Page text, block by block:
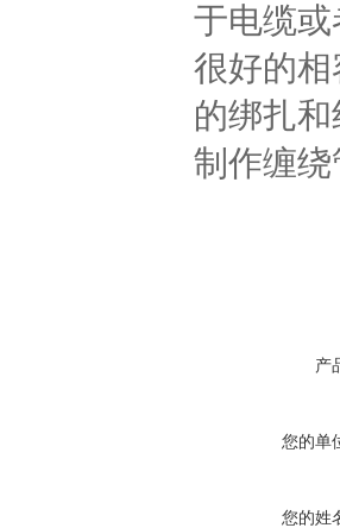
于电缆
很好的
的绑扎
制作缠
产
您的单
您的姓